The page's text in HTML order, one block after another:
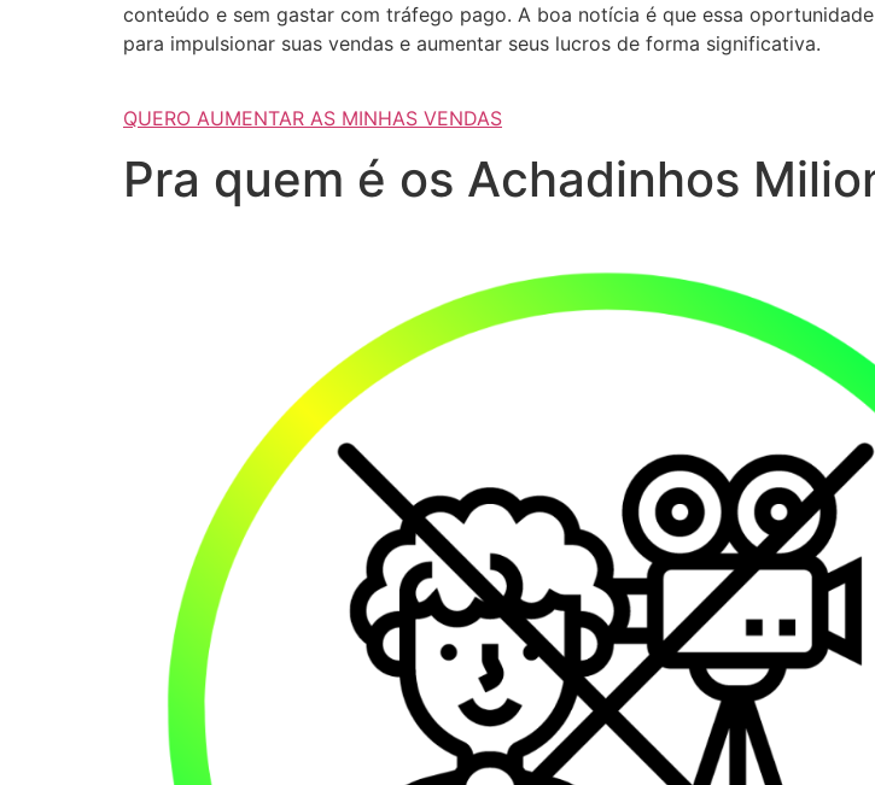
conteúdo e sem gastar com tráfego pago. A boa notícia é que essa
para impulsionar suas vendas e aumentar seus lucros de forma significativa.
QUERO AUMENTAR AS MINHAS VENDAS
Pra quem é os Achadinhos